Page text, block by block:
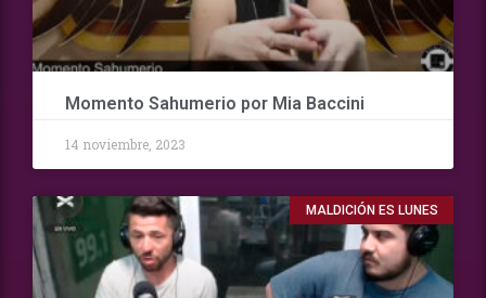
Momento Sahumerio por Mia Baccini
14 noviembre, 2023
MALDICIÓN ES LUNES